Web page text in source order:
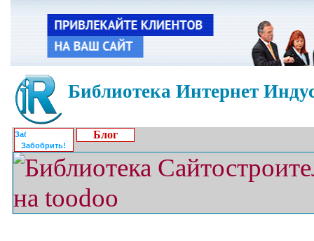
Библиотека Интернет
Забобрить!
Блог